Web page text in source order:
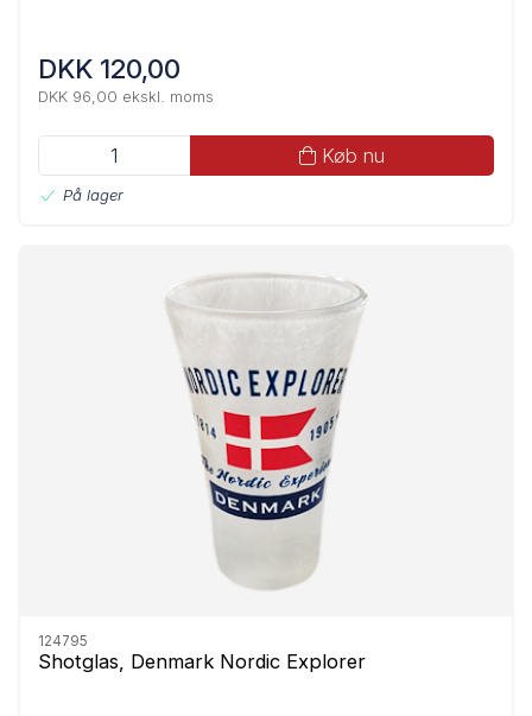
DKK 120,00
DKK 96,00 ekskl. moms
Køb nu
På lager
124795
Shotglas, Denmark Nordic Explorer